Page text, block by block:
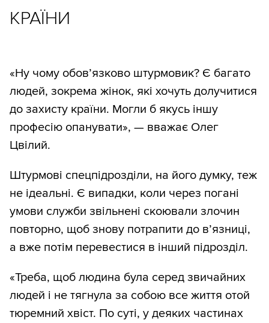
КРАЇНИ
«Ну чому обов’язково штурмовик? Є багато
людей, зокрема жінок, які хочуть долучитися
до захисту країни. Могли б якусь іншу
професію опанувати», — вважає Олег
Цвілий.
Штурмові спецпідрозділи, на його думку, теж
не ідеальні. Є випадки, коли через погані
умови служби звільнені скоювали злочин
повторно, щоб знову потрапити до в’язниці,
а вже потім перевестися в інший підрозділ.
«Треба, щоб людина була серед звичайних
людей і не тягнула за собою все життя отой
тюремний хвіст. По суті, у деяких частинах